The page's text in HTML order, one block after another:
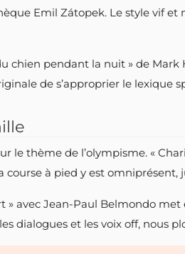
Emil Zátopek. Le style vif
chien pendant la nuit » de
de s’approprier le lexique
le thème de l’olympisme. «
à pied y est
» avec Jean-Paul Belmondo
dialogues et les voix off, nous